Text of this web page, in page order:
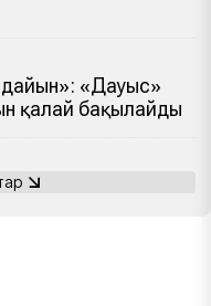
«Дауыс»
қалай бақылайды